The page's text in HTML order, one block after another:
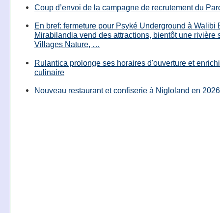
Coup d’envoi de la campagne de recrutement du
En bref: fermeture pour Psyké Underground à Walibi
Mirabilandia vend des attractions, bientôt une rivière
Villages Nature, …
Rulantica prolonge ses horaires d'ouverture et
culinaire
Nouveau restaurant et confiserie à Nigloland en 2026